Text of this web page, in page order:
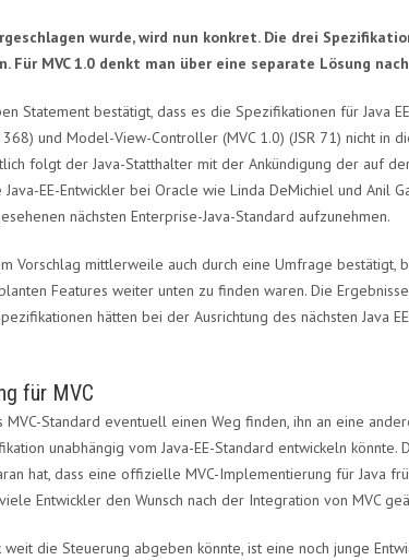
wurde, wird nun konkret. Die drei
Für MVC 1.0 denkt man über eine separate Lösung
Statement bestätigt, dass es die Spezifikationen für Java
und Model-View-Controller (MVC 1.0) (JSR 71) nicht in
folgt der Java-Statthalter mit der Ankündigung der auf
Java-EE-Entwickler bei Oracle wie Linda DeMichiel und Anil
nächsten Enterprise-Java-Standard aufzunehmen.
Vorschlag mittlerweile auch durch eine Umfrage bestätigt,
Features weiter unten zu finden waren. Die
hätten bei der Ausrichtung des nächsten Java
für MVC
Standard eventuell einen Weg finden, ihn an eine
unabhängig vom Java-EE-Standard entwickeln könnte.
hat, dass eine offizielle MVC-Implementierung für Java
Entwickler den Wunsch nach der Integration von MVC
die Steuerung abgeben könnte, ist eine noch junge